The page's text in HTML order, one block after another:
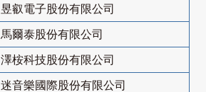
昱叡電子股份有限公司
馬爾泰股份有限公司
澤桉科技股份有限公司
迷音樂國際股份有限公司